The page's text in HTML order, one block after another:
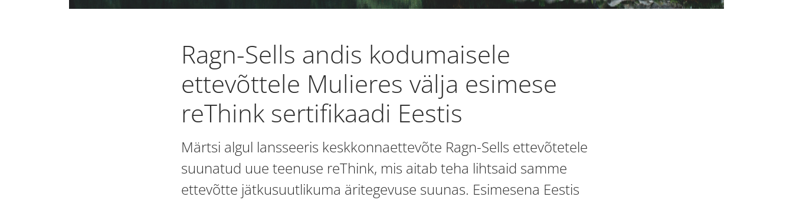
Ragn-Sells andis kodumaisele
ettevõttele Mulieres välja esimese
reThink sertifikaadi Eestis
Märtsi algul lansseeris keskkonnaettevõte Ragn-Sells ettevõtetele
suunatud uue teenuse reThink, mis aitab teha lihtsaid samme
ettevõtte jätkusuutlikuma äritegevuse suunas. Esimesena Eestis